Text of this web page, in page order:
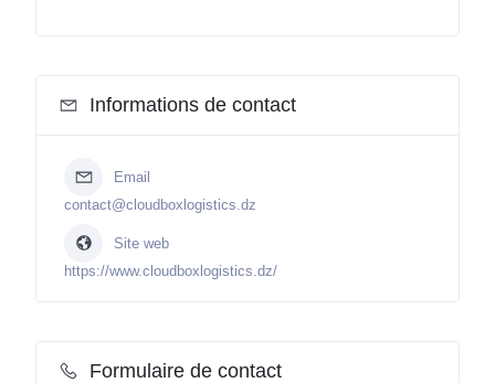
Informations de contact
Email
contact@cloudboxlogistics.dz
Site web
https://www.cloudboxlogistics.dz/
Formulaire de contact